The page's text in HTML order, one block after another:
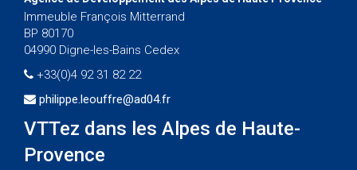
Immeuble François Mitterrand
BP 80170
04990 Digne-les-Bains Cedex
+33(0)4 92 31 82 22
philippe.leouffre@ad04.fr
VTTez dans les Alpes de Haute-
Provence